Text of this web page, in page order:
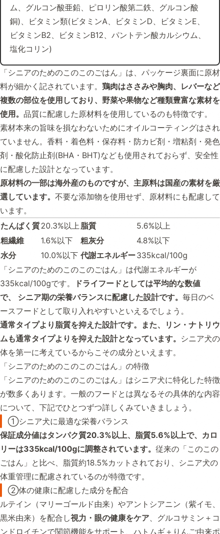
ム、グルコン酸亜鉛、ピロリン酸第二鉄、グルコン酸
銅)、ビタミン類(ビタミンA、ビタミンD、ビタミンE、
ビタミンB2、ビタミンB12、パントテン酸カルシウム、
塩化コリン)
「シニアのためのこのこのごはん」は、パッケージ裏面に原材
料が細かく記されています。 鶏肉はささみや胸肉、レバーなど
複数の部位を使用しており、野菜や果物など種類豊富な素材を
使用。 品質に配慮した原材料を使用しているのも特徴です。
素材本来の旨味を損なわないためにオイルコーティングはされ
ていません。香料・着色料・保存料・防カビ剤・増粘剤・発色
剤・酸化防止剤(BHA・BHT)なども使用されておらず、安全性
に配慮した設計となっています。
原材料の一部は海外産のものですが、主原料は国産の素材を厳
選しています。 不要な添加物を使用せず、原材料にも配慮して
います。
たんぱく質20.3%以上 脂質
5.6%以上
粗繊維
1.6%以下 粗灰分
4.8%以下
水分
10.0%以下 代謝エネルギー335kcal/100g
「シニアのためのこのこのごはん」は代謝エネルギーが
335kcal/100gです。
ドライフードとしては平均的な数値
で、 シニア期の栄養バランスに配慮した設計です。 毎日のベ
ースフードとして取り入れやすいといえるでしょう。
通常タイプより脂質を抑えた設計です。また、リン・ナトリウ
ムも通常タイプよりを抑えた設計となっています。 シニア犬の
体を第一に考えているからこその成分といえます。
「シニアのためのこのこのごはん」の特徴
「シニアのためのこのこのごはん」はシニア犬に特化した特徴
が数多くあります。一般のフードとは異なるその具体的な内容
について、下記でひとつずつ詳しくみていきましょう。
①シニア犬に最適な栄養バランス
保証成分値はタンパク質20.3%以上、脂質5.6%以上で、カロ
リーは335kcal/100gに調整されています。 従来の「このこの
ごはん」と比べ、脂質約18.5%カットされており、シニア犬の
体重管理に配慮されているのが特徴です。
②体の健康に配慮した成分を配合
ルテイン（マリーゴールド由来）やアントシアニン（紫イモ、
黒米由来）を配合し視力・眼の健康をケア、グルコサミン＋コ
ンドロイチンで関節機能をサポート、ハトムギ＋りんご由来ポ